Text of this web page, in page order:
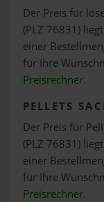
Der Preis für
(PLZ 76831)
einer
für Ihre
Preisrechner.
PELLETS
Der Preis für
(PLZ 76831)
einer
für Ihre
Preisrechner.